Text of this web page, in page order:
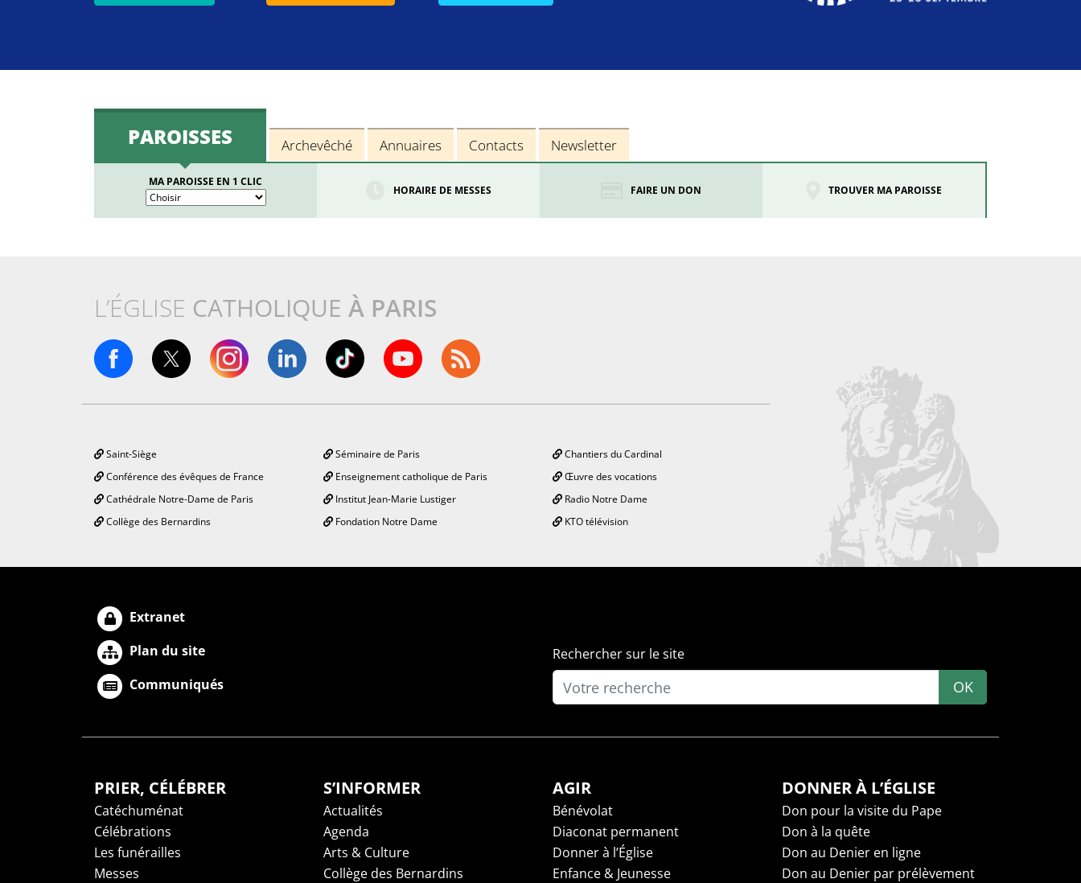
PAROISSES Archevêché Annuaires Contacts Newsletter
MA PAROISSE EN 1 CLIC
HORAIRE DE MESSES FAIRE UN DON TROUVER MA PAROISSE
L’ÉGLISE CATHOLIQUE À PARIS
Saint-Siège
Conférence des évêques de France
Cathédrale Notre-Dame de Paris
Collège des Bernardins
Séminaire de Paris
Enseignement catholique de Paris
Institut Jean-Marie Lustiger
Fondation Notre Dame
Chantiers du Cardinal
Œuvre des vocations
Radio Notre Dame
KTO télévision
Extranet
Plan du site
Communiqués
Rechercher sur le site
OK
PRIER, CÉLÉBRER
Catéchuménat
Célébrations
Les funérailles
Messes
S’INFORMER
Actualités
Agenda
Arts & Culture
Collège des Bernardins
AGIR
Bénévolat
Diaconat permanent
Donner à l’Église
Enfance & Jeunesse
DONNER À L’ÉGLISE
Don pour la visite du Pape
Don à la quête
Don au Denier en ligne
Don au Denier par prélèvement